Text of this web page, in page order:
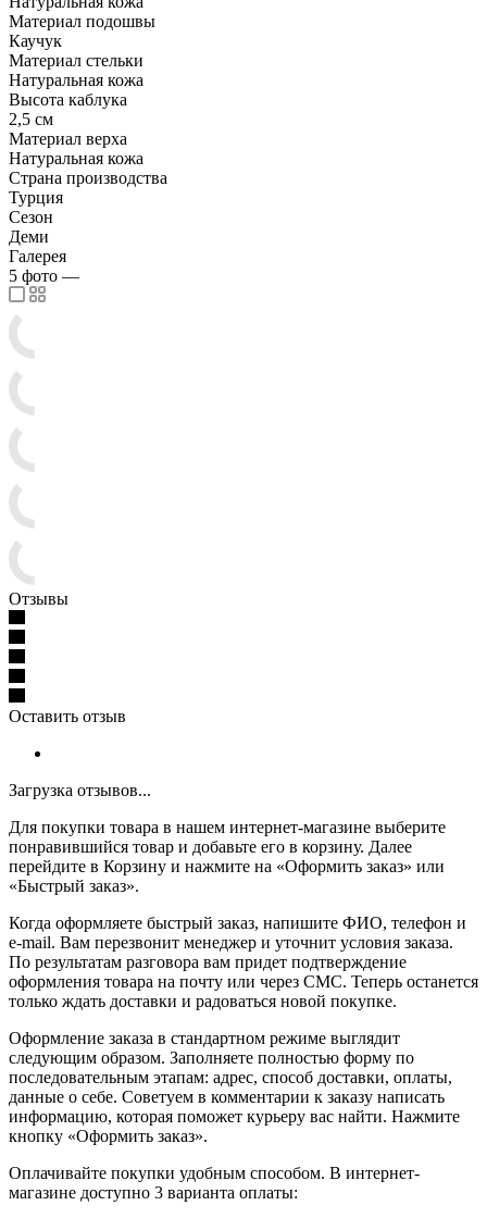
Материал подошвы
Каучук
Материал стельки
Натуральная кожа
Высота каблука
2,5 см
Материал верха
Натуральная кожа
Страна производства
Турция
Сезон
Деми
Галерея
5 фото —
Отзывы
Оставить отзыв
Загрузка отзывов...
Для покупки товара в нашем интернет-магазине выберите
понравившийся товар и добавьте его в корзину. Далее
перейдите в Корзину и нажмите на «Оформить заказ» или
«Быстрый заказ».
Когда оформляете быстрый заказ, напишите ФИО, телефон и
e-mail. Вам перезвонит менеджер и уточнит условия заказа.
По результатам разговора вам придет подтверждение
оформления товара на почту или через СМС. Теперь останется
только ждать доставки и радоваться новой покупке.
Оформление заказа в стандартном режиме выглядит
следующим образом. Заполняете полностью форму по
последовательным этапам: адрес, способ доставки, оплаты,
данные о себе. Советуем в комментарии к заказу написать
информацию, которая поможет курьеру вас найти. Нажмите
кнопку «Оформить заказ».
Оплачивайте покупки удобным способом. В интернет-
магазине доступно 3 варианта оплаты: